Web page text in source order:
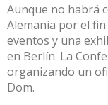
Aunque no habrá
Alemania por el
eventos y una
en Berlín. La
organizando un
Dom.